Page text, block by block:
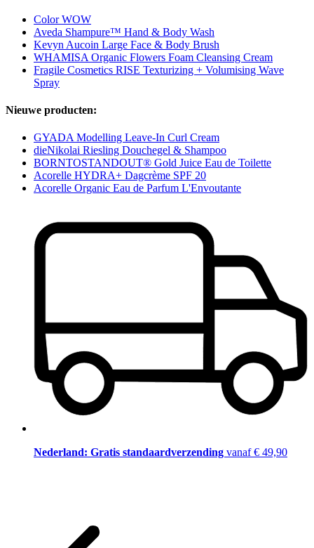
Color WOW
Aveda Shampure™ Hand & Body Wash
Kevyn Aucoin Large Face & Body Brush
WHAMISA Organic Flowers Foam Cleansing Cream
Fragile Cosmetics RISE Texturizing + Volumising Wave
Spray
Nieuwe producten:
GYADA Modelling Leave-In Curl Cream
dieNikolai Riesling Douchegel & Shampoo
BORNTOSTANDOUT® Gold Juice Eau de Toilette
Acorelle HYDRA+ Dagcrème SPF 20
Acorelle Organic Eau de Parfum L'Envoutante
Nederland: Gratis standaardverzending vanaf € 49,90